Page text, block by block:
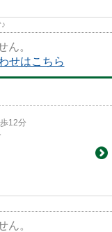
ん。
せはこちら
12分
ん。